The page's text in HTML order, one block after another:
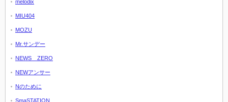
melodix
MIU404
MOZU
Mr.サンデー
NEWS ZERO
NEWアンサー
Nのために
SmaSTATION